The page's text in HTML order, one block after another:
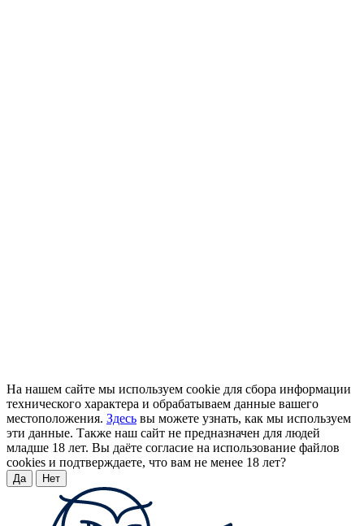
На нашем сайте мы используем cookie для сбора информации
технического характера и обрабатываем данные вашего
местоположения. Здесь вы можете узнать, как мы используем
эти данные. Также наш сайт не предназначен для людей
младше 18 лет. Вы даёте согласие на использование файлов
cookies и подтверждаете, что вам не менее 18 лет?
Да Нет